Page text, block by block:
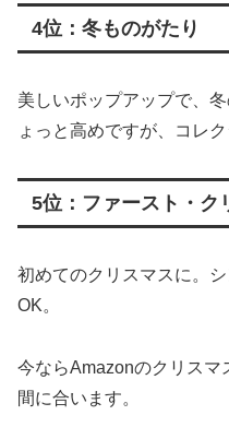
4位：冬ものがたり
美しいポップアップで、
ょっと高めですが、コレク
5位：ファースト・ク
初めてのクリスマスに。
OK。
今ならAmazonのクリスマ
間に合います。